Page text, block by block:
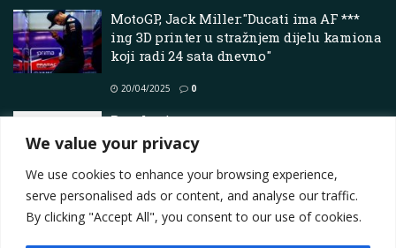
We value your privacy
We use cookies to enhance your browsing experience,
serve personalised ads or content, and analyse our traffic.
By clicking "Accept All", you consent to our use of cookies.
MotoGP, Jack Miller:"Ducati ima AF ***
ing 3D printer u stražnjem dijelu kamiona
koji radi 24 sata dnevno"
20/04/2025 0
Rezultati
17/05/2026 0